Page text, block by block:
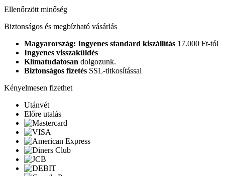
Ellenőrzött minőség
Biztonságos és megbízható vásárlás
Magyarország: Ingyenes standard kiszállítás 17.000 Ft-tól
Ingyenes visszaküldés
Klímatudatosan dolgozunk.
Biztonságos fizetés SSL-titkosítással
Kényelmesen fizethet
Utánvét
Előre utalás